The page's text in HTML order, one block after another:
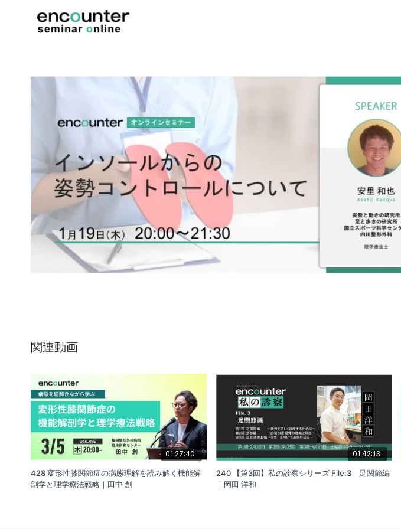
関連動画
01:27:40
428 変形性膝関節症の病態理解を読み解く機能解
剖学と理学療法戦略｜田中 創
01:42:13
240 【第3回】私の診察シリーズ File:3 足関節編
｜岡田 洋和